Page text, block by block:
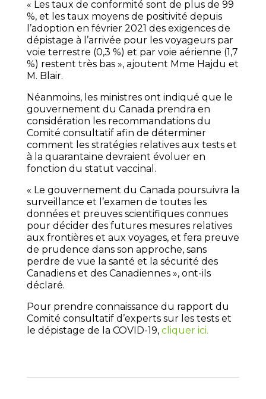
« Les taux de conformité sont de plus de 99
%, et les taux moyens de positivité depuis
l’adoption en février 2021 des exigences de
dépistage à l’arrivée pour les voyageurs par
voie terrestre (0,3 %) et par voie aérienne (1,7
%) restent très bas », ajoutent Mme Hajdu et
M. Blair.
Néanmoins, les ministres ont indiqué que le
gouvernement du Canada prendra en
considération les recommandations du
Comité consultatif afin de déterminer
comment les stratégies relatives aux tests et
à la quarantaine devraient évoluer en
fonction du statut vaccinal.
« Le gouvernement du Canada poursuivra la
surveillance et l’examen de toutes les
données et preuves scientifiques connues
pour décider des futures mesures relatives
aux frontières et aux voyages, et fera preuve
de prudence dans son approche, sans
perdre de vue la santé et la sécurité des
Canadiens et des Canadiennes », ont-ils
déclaré.
Pour prendre connaissance du rapport du
Comité consultatif d’experts sur les tests et
le dépistage de la COVID-19, cliquer ici.